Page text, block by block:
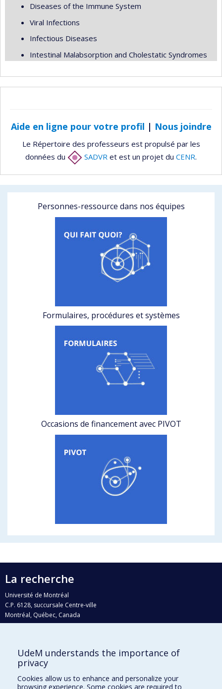
Diseases of the Immune System
Viral Infections
Infectious Diseases
Intestinal Malabsorption and Cholestatic Syndromes
Aide en ligne pour votre profil | Nous joindre
Le Répertoire des professeurs est propulsé par les
données du
SADVR et est un projet du CENR.
Personnes-ressource dans nos équipes
Formulaires, procédures et systèmes
Occasions de financement avec PIVOT
La recherche
Université de Montréal
C.P. 6128, succursale Centre-ville
Montréal, Québec, Canada
H3C 3J7
Qui fait quoi?
Nous trouver
UdeM understands the importance of
privacy
Cookies allow us to enhance and personalize your
browsing experience. Some cookies are required to